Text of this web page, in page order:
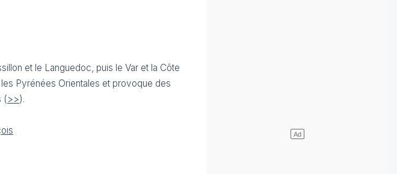
et le Languedoc, puis le Var et la Côte
Pyrénées Orientales et provoque des
(>>).